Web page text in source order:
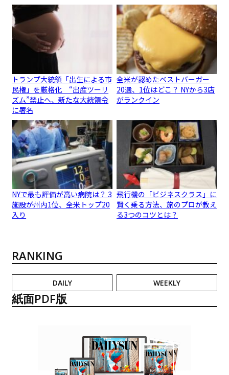
トランプ大統領「出生による市
民権」を厳格化 “出産ツーリ
ズム”禁止へ、新たな大統領令
に署名
全米が認めたベストバーガー
20選、1位はどこ？ NYから3店
がランクイン
NYで最も評価が高い病院は？ 3
施設が州内1位、全米トップ20
入り
飛行機の「ビジネスクラス」に
賢く乗る方法、旅のプロが教え
る3つのコツとは？
RANKING
DAILY WEEKLY
紙面PDF版